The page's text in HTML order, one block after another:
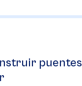
puentes